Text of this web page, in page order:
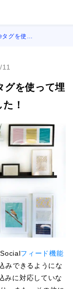
タグを使…
グを使って埋
！
フィード機能
みできるようにな
みに対応していな